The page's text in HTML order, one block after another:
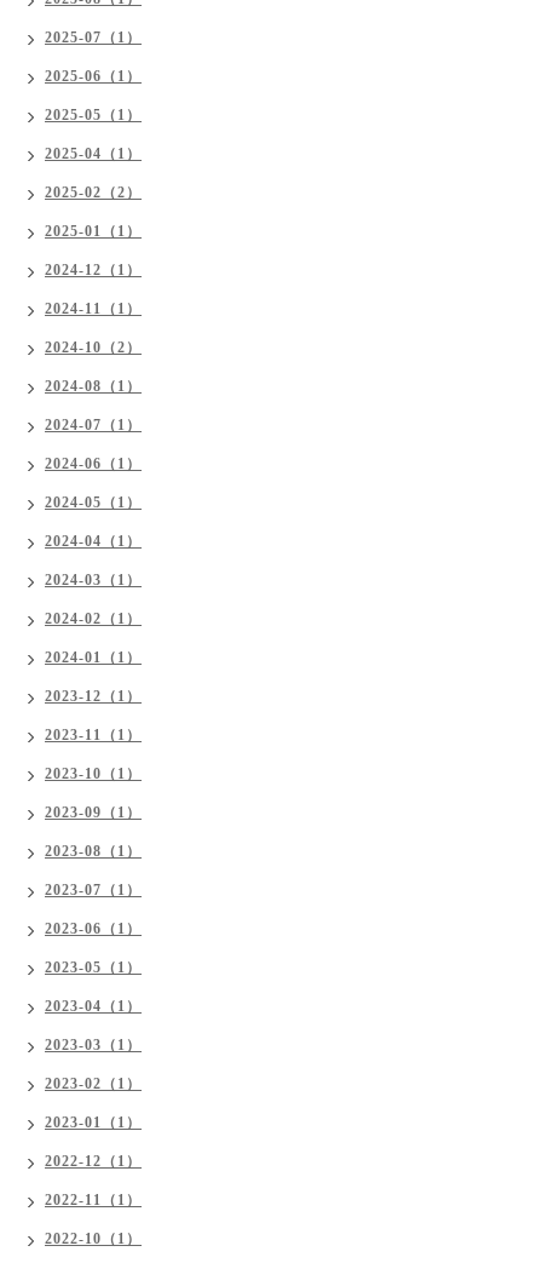
2025-07（1）
2025-06（1）
2025-05（1）
2025-04（1）
2025-02（2）
2025-01（1）
2024-12（1）
2024-11（1）
2024-10（2）
2024-08（1）
2024-07（1）
2024-06（1）
2024-05（1）
2024-04（1）
2024-03（1）
2024-02（1）
2024-01（1）
2023-12（1）
2023-11（1）
2023-10（1）
2023-09（1）
2023-08（1）
2023-07（1）
2023-06（1）
2023-05（1）
2023-04（1）
2023-03（1）
2023-02（1）
2023-01（1）
2022-12（1）
2022-11（1）
2022-10（1）